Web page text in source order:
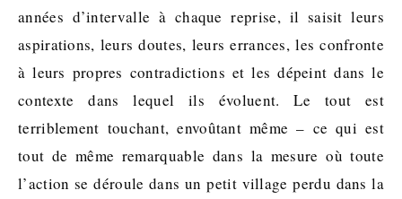
années d’intervalle à chaque reprise, il saisit leurs
aspirations, leurs doutes, leurs errances, les confronte
à leurs propres contradictions et les dépeint dans le
contexte dans lequel ils évoluent. Le tout est
terriblement touchant, envoûtant même – ce qui est
tout de même remarquable dans la mesure où toute
l’action se déroule dans un petit village perdu dans la